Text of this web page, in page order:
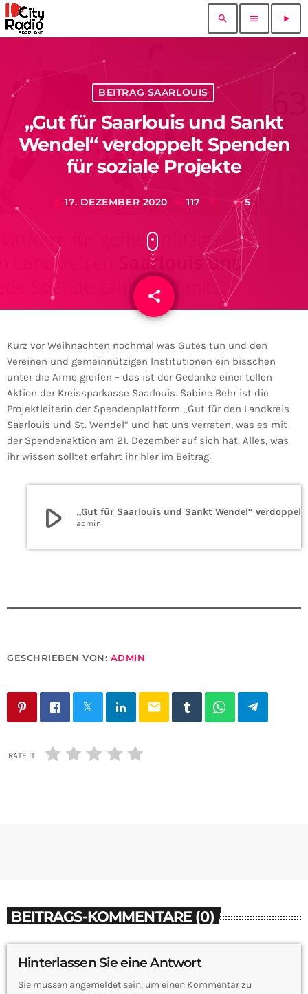
search menu play_arrow
BEITRAG SAARLOUIS
„Gut für Saarlouis und Sankt
Wendel“ verdoppelt Spenden
für soziale Projekte
today 17. DEZEMBER 2020 117 5
share
email
Kurz vor Weihnachten nochmal was Gutes tun und den
Vereinen und gemeinnützigen Institutionen ein bisschen
unter die Arme greifen – das ist der Gedanke einer tollen
Aktion der Kreissparkasse Saarlouis. Sabine Behr ist die
Projektleiterin der Spendenplattform „Gut für den Landkreis
Saarlouis und St. Wendel“ und hat uns verraten, was es mit
der Spendenaktion am 21. Dezember auf sich hat. Alles, was
ihr wissen solltet erfahrt ihr hier im Beitrag:
play_arrow admin
GESCHRIEBEN VON: ADMIN
email
RATE IT
BEITRAGS-KOMMENTARE (0)
Hinterlassen Sie eine Antwort
Sie müssen angemeldet sein, um einen Kommentar zu